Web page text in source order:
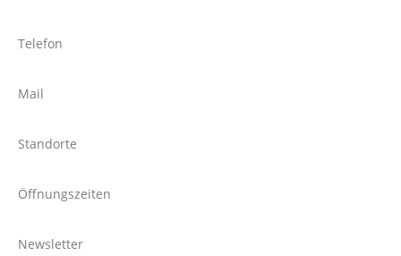
Telefon
Mail
Standorte
Öffnungszeiten
Newsletter